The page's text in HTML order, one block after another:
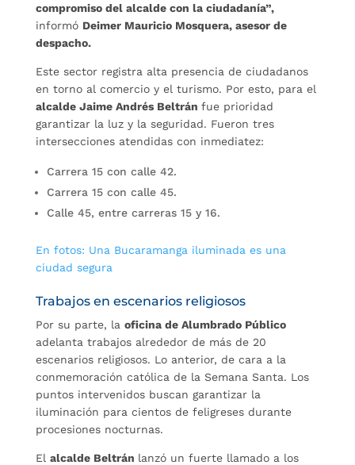
compromiso del alcalde con la ciudadanía”,
informó Deimer Mauricio Mosquera, asesor de
despacho.
Este sector registra alta presencia de ciudadanos
en torno al comercio y el turismo. Por esto, para el
alcalde Jaime Andrés Beltrán fue prioridad
garantizar la luz y la seguridad. Fueron tres
intersecciones atendidas con inmediatez:
Carrera 15 con calle 42.
Carrera 15 con calle 45.
Calle 45, entre carreras 15 y 16.
En fotos: Una Bucaramanga iluminada es una
ciudad segura
Trabajos en escenarios religiosos
Por su parte, la oficina de Alumbrado Público
adelanta trabajos alrededor de más de 20
escenarios religiosos. Lo anterior, de cara a la
conmemoración católica de la Semana Santa. Los
puntos intervenidos buscan garantizar la
iluminación para cientos de feligreses durante
procesiones nocturnas.
El alcalde Beltrán lanzó un fuerte llamado a los